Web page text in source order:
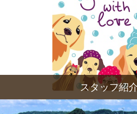
スタッフ紹